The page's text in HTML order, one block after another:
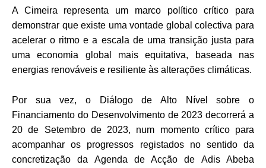
A Cimeira representa um marco político crítico para
demonstrar que existe uma vontade global colectiva para
acelerar o ritmo e a escala de uma transição justa para
uma economia global mais equitativa, baseada nas
energias renováveis e resiliente às alterações climáticas.
Por sua vez, o Diálogo de Alto Nível sobre o
Financiamento do Desenvolvimento de 2023 decorrerá a
20 de Setembro de 2023, num momento crítico para
acompanhar os progressos registados no sentido da
concretização da Agenda de Acção de Adis Abeba